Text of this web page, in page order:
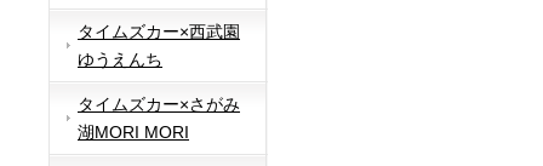
タイムズカー×西武園
ゆうえんち
タイムズカー×さがみ
湖MORI MORI